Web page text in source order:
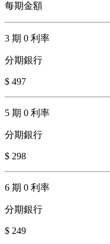
每期金額
3 期 0 利率
分期銀行
$ 497
5 期 0 利率
分期銀行
$ 298
6 期 0 利率
分期銀行
$ 249